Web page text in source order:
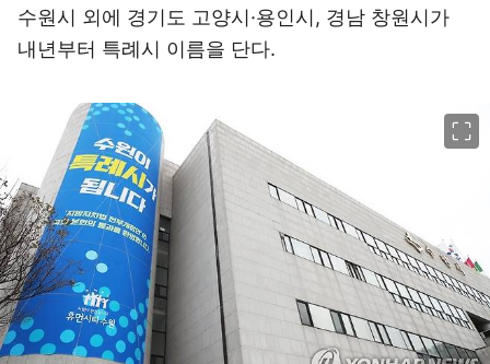
수원시 외에 경기도 고양시·용인시, 경남 창원시가
내년부터 특례시 이름을 단다.